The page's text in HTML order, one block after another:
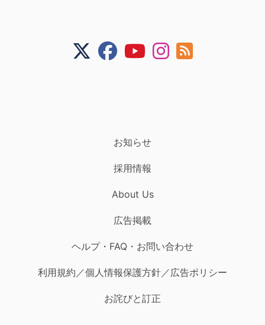
お知らせ
採用情報
About Us
広告掲載
ヘルプ・FAQ・お問い合わせ
利用規約／個人情報保護方針／広告ポリシー
お詫びと訂正